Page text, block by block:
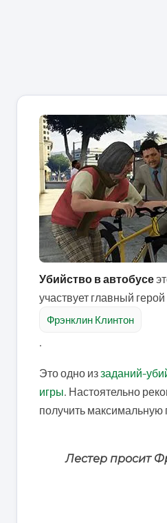
Убийство в автобусе
участвует главный герой
Фрэнклин Клинтон
.
Это одно иззаданий-
игры. Настоятельно
получить максимальную
Лестер просит